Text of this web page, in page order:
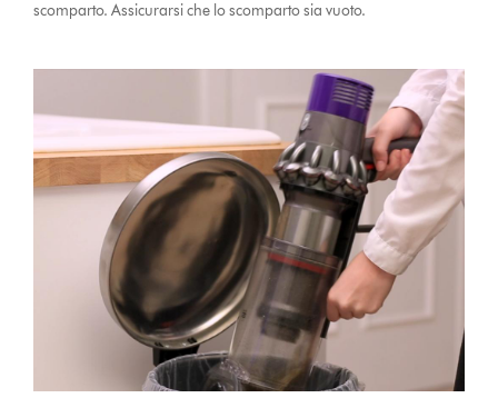
scomparto. Assicurarsi che lo scomparto sia vuoto.